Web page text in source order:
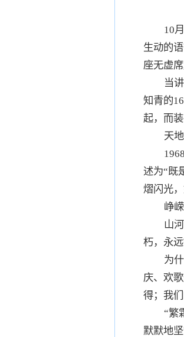
10
生动的
座无虚
当
知青的
起，而
天
述为“既
熠闪光
峥
山
朽，永
为
庆、欢
得；我
“繁
默默地